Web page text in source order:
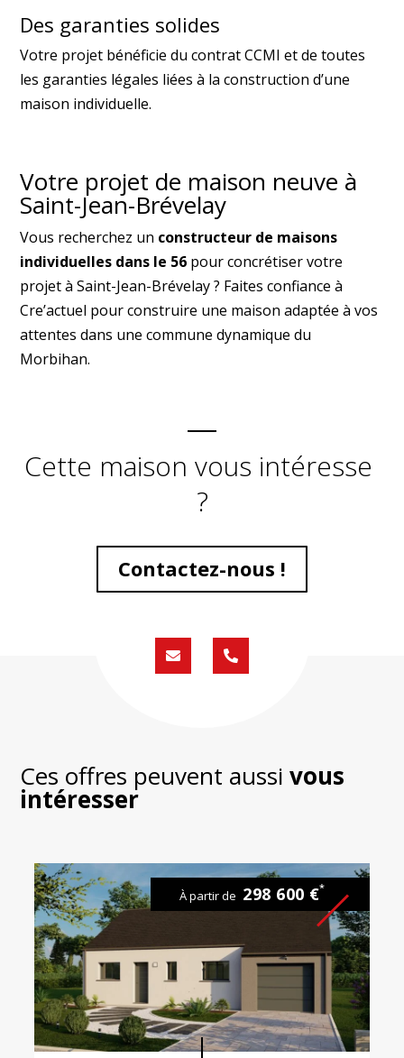
Des garanties solides
Votre projet bénéficie du contrat CCMI et de toutes
les garanties légales liées à la construction d’une
maison individuelle.
Votre projet de maison neuve à
Saint-Jean-Brévelay
Vous recherchez un constructeur de maisons
individuelles dans le 56 pour concrétiser votre
projet à Saint-Jean-Brévelay ? Faites confiance à
Cre’actuel pour construire une maison adaptée à vos
attentes dans une commune dynamique du
Morbihan.
Cette maison vous intéresse
?
Contactez-nous !
Formulaire
de
02
59
Ces offres peuvent aussivous
intéresser
À partir de 298 600 €*